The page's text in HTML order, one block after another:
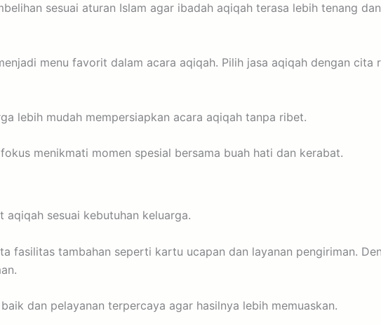
sesuai aturan Islam agar ibadah aqiqah terasa lebih tenang
menu favorit dalam acara aqiqah. Pilih jasa aqiqah dengan cita
lebih mudah mempersiapkan acara aqiqah tanpa ribet.
menikmati momen spesial bersama buah hati dan kerabat.
sesuai kebutuhan keluarga.
fasilitas tambahan seperti kartu ucapan dan layanan pengiriman.
dan pelayanan terpercaya agar hasilnya lebih memuaskan.